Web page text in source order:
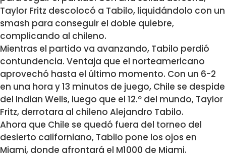
Taylor Fritz descolocó a Tabilo, liquidándolo con un
smash para conseguir el doble quiebre,
complicando al chileno.
Mientras el partido va avanzando, Tabilo perdió
contundencia. Ventaja que el norteamericano
aprovechó hasta el último momento. Con un 6-2
en una hora y 13 minutos de juego, Chile se despide
del Indian Wells, luego que el 12.º del mundo, Taylor
Fritz, derrotara al chileno Alejandro Tabilo.
Ahora que Chile se quedó fuera del torneo del
desierto californiano, Tabilo pone los ojos en
Miami, donde afrontará el M1000 de Miami.